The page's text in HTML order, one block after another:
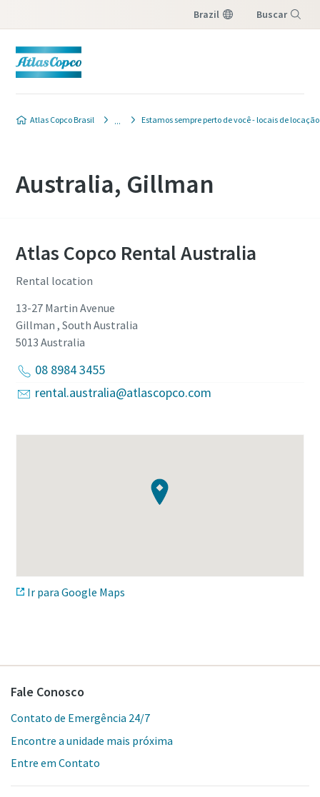
Brazil Buscar
Atlas Copco Brasil Estamos sempre perto de você - locais de locação
Australia, Gillman
Atlas Copco Rental Australia
Rental location
13-27 Martin Avenue
Gillman , South Australia
5013 Australia
08 8984 3455
rental.australia@atlascopco.com
Ir para Google Maps
Fale Conosco
Contato de Emergência 24/7
Encontre a unidade mais próxima
Entre em Contato